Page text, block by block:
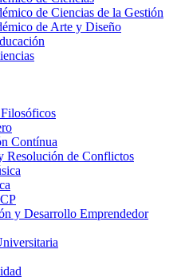
de Ciencias de la Gestión
de Arte y Diseño
Contínua
Resolución de Conflictos
y Desarrollo Emprendedor